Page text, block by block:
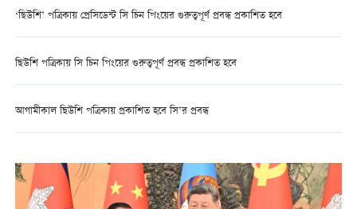
‘ছিউশি’ পত্রিকায় প্রেসিডেন্ট সি চিন পিংয়ের গুরুত্বপূর্ণ প্রবন্ধ প্রকাশিত হবে
ছিউশি পত্রিকায় সি চিন পিংয়ের গুরুত্বপূর্ণ প্রবন্ধ প্রকাশিত হবে
আগামীকাল ছিউশি পত্রিকায় প্রকাশিত হবে সি’র প্রবন্ধ